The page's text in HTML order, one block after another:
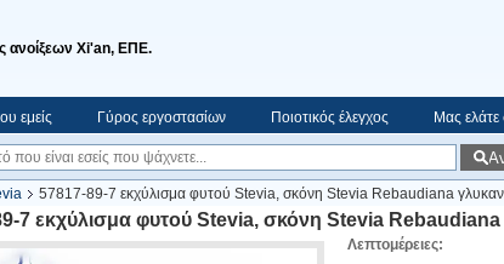
ανοίξεων Xi'an, ΕΠΕ.
εμείς Γύρος εργοστασίων Ποιοτικός έλεγχος Μας
57817-89-7 εκχύλισμα φυτού Stevia, σκόνη Stevia Rebaudiana
7 εκχύλισμα φυτού Stevia, σκόνη Stevia
Λεπτομέρειες: